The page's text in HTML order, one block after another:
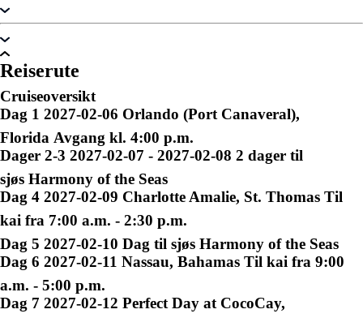
Reiserute
Cruiseoversikt
Dag 1 2027-02-06 Orlando (Port Canaveral),
Florida Avgang kl. 4:00 p.m.
Dager 2-3 2027-02-07 - 2027-02-08 2 dager til
sjøs Harmony of the Seas
Dag 4 2027-02-09 Charlotte Amalie, St. Thomas Til
kai fra 7:00 a.m. - 2:30 p.m.
Dag 5 2027-02-10 Dag til sjøs Harmony of the Seas
Dag 6 2027-02-11 Nassau, Bahamas Til kai fra 9:00
a.m. - 5:00 p.m.
Dag 7 2027-02-12 Perfect Day at CocoCay,